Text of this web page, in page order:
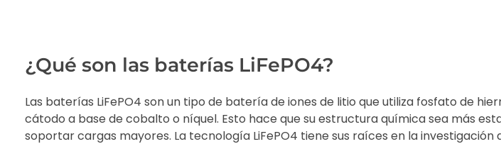
¿Qué son las baterías LiFePO4?
Las baterías LiFePO4 son un tipo de batería de iones de litio que utiliza fosfato de
cátodo a base de cobalto o níquel. Esto hace que su estructura química sea más
soportar cargas mayores. La tecnología LiFePO4 tiene sus raíces en la